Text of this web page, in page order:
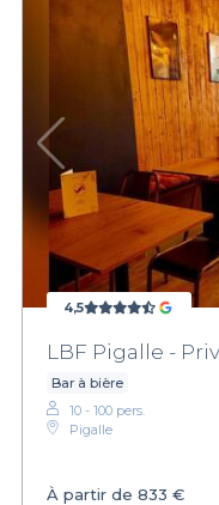
4,5
LBF Pigalle -
Bar à bière
10 - 100 pers.
Pigalle
À partir de 833 €